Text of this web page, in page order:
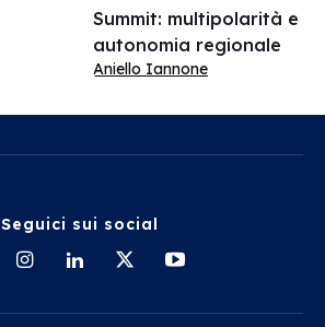
Summit: multipolarità e
autonomia regionale
Aniello Iannone
Seguici sui social